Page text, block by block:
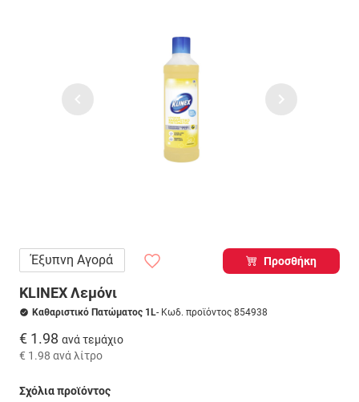
Έξυπνη Αγορά Προσθήκη
KLINEX Λεμόνι
Καθαριστικό Πατώματος 1L- Κωδ. προϊόντος 854938
€ 1.98 ανά τεμάχιο
€ 1.98 ανά λίτρο
Σχόλια προϊόντος